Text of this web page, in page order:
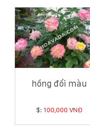
hồng đổi màu
$: 100,000 VNĐ